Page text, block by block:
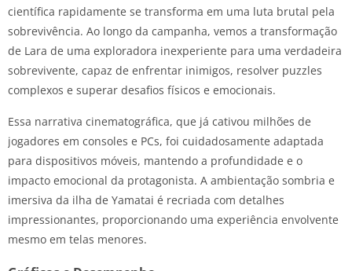
científica rapidamente se transforma em uma luta brutal pela
sobrevivência. Ao longo da campanha, vemos a transformação
de Lara de uma exploradora inexperiente para uma verdadeira
sobrevivente, capaz de enfrentar inimigos, resolver puzzles
complexos e superar desafios físicos e emocionais.
Essa narrativa cinematográfica, que já cativou milhões de
jogadores em consoles e PCs, foi cuidadosamente adaptada
para dispositivos móveis, mantendo a profundidade e o
impacto emocional da protagonista. A ambientação sombria e
imersiva da ilha de Yamatai é recriada com detalhes
impressionantes, proporcionando uma experiência envolvente
mesmo em telas menores.